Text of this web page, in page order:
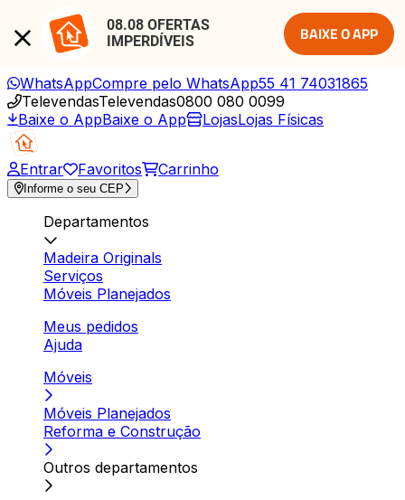
08.08 OFERTAS
IMPERDÍVEIS
BAIXE O APP
WhatsAppCompre pelo WhatsApp55 41 74031865
TelevendasTelevendas0800 080 0099
Baixe o AppBaixe o App LojasLojas Físicas
Entrar Favoritos Carrinho
Informe o seu CEP
Departamentos
Madeira Originals
Serviços
Móveis Planejados
Meus pedidos
Ajuda
Móveis
Móveis Planejados
Reforma e Construção
Outros departamentos